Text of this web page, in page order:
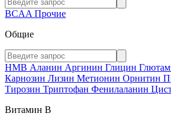
BCAA Прочие
Общие
HMB Аланин Аргинин Глицин
Карнозин Лизин Метионин Орнитин
Тирозин Триптофан Фенилаланин
Витамин В